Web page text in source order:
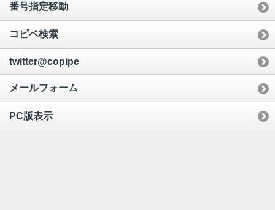
番号指定移動
コピペ検索
twitter@copipe
メールフォーム
PC版表示